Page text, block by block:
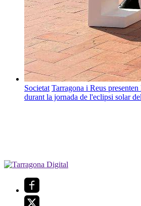
Societat Tarragona i Reus
durant la jornada de l'eclipsi solar